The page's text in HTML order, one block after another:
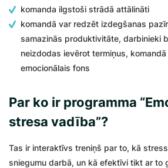
komanda ilgstoši strādā attālināti
komandā var redzēt izdegšanas
samazinās produktivitāte, darbinieki
neizdodas ievērot termiņus,
emocionālais fons
Par ko ir programma
stresa vadība”?
Tas ir interaktīvs treniņš par to, kā
sniegumu darbā, un kā efektīvi tikt ar to